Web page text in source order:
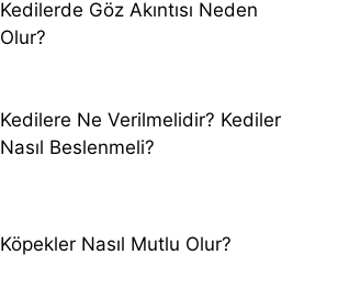
Kedilerde Göz Akıntısı Neden
Olur?
Kedilere Ne Verilmelidir? Kediler
Nasıl Beslenmeli?
Köpekler Nasıl Mutlu Olur?